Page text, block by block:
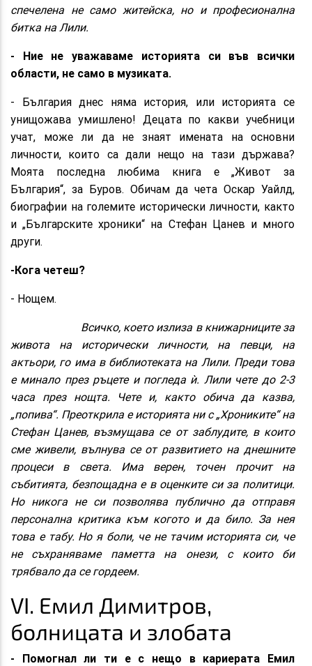
спечелена не само житейска, но и професионална
битка на Лили.
- Ние не уважаваме историята си във всички
области, не само в музиката.
- България днес няма история, или историята се
унищожава умишлено! Децата по какви учебници
учат, може ли да не знаят имената на основни
личности, които са дали нещо на тази държава?
Моята последна любима книга е „Живот за
България“, за Буров. Обичам да чета Оскар Уайлд,
биографии на големите исторически личности, както
и „Българските хроники“ на Стефан Цанев и много
други.
-Кога четеш?
- Нощем.
Всичко, което излиза в книжарниците за
живота на исторически личности, на певци, на
актьори, го има в библиотеката на Лили. Преди това
е минало през ръцете и погледа ѝ. Лили чете до 2-3
часа през нощта. Чете и, както обича да казва,
„попива“. Преоткрила е историята ни с „Хрониките“ на
Стефан Цанев, възмущава се от заблудите, в които
сме живели, вълнува се от развитието на днешните
процеси в света. Има верен, точен прочит на
събитията, безпощадна е в оценките си за политици.
Но никога не си позволява публично да отправя
персонална критика към когото и да било. За нея
това е табу. Но я боли, че не тачим историята си, че
не съхраняваме паметта на онези, с които би
трябвало да се гордеем.
VI. Eмил Димитров,
болницата и злобата
- Помогнал ли ти е с нещо в кариерата Емил